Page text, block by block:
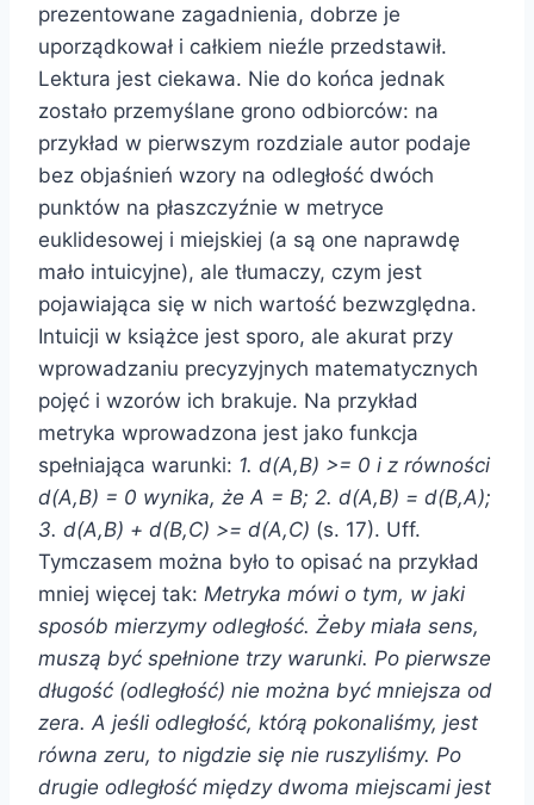
prezentowane zagadnienia, dobrze je
uporządkował i całkiem nieźle przedstawił.
Lektura jest ciekawa. Nie do końca jednak
zostało przemyślane grono odbiorców: na
przykład w pierwszym rozdziale autor podaje
bez objaśnień wzory na odległość dwóch
punktów na płaszczyźnie w metryce
euklidesowej i miejskiej (a są one naprawdę
mało intuicyjne), ale tłumaczy, czym jest
pojawiająca się w nich wartość bezwzględna.
Intuicji w książce jest sporo, ale akurat przy
wprowadzaniu precyzyjnych matematycznych
pojęć i wzorów ich brakuje. Na przykład
metryka wprowadzona jest jako funkcja
spełniająca warunki: 1. d(A,B) >= 0 i z równości
d(A,B) = 0 wynika, że A = B; 2. d(A,B) = d(B,A);
3. d(A,B) + d(B,C) >= d(A,C) (s. 17). Uff.
Tymczasem można było to opisać na przykład
mniej więcej tak: Metryka mówi o tym, w jaki
sposób mierzymy odległość. Żeby miała sens,
muszą być spełnione trzy warunki. Po pierwsze
długość (odległość) nie można być mniejsza od
zera. A jeśli odległość, którą pokonaliśmy, jest
równa zeru, to nigdzie się nie ruszyliśmy. Po
drugie odległość między dwoma miejscami jest